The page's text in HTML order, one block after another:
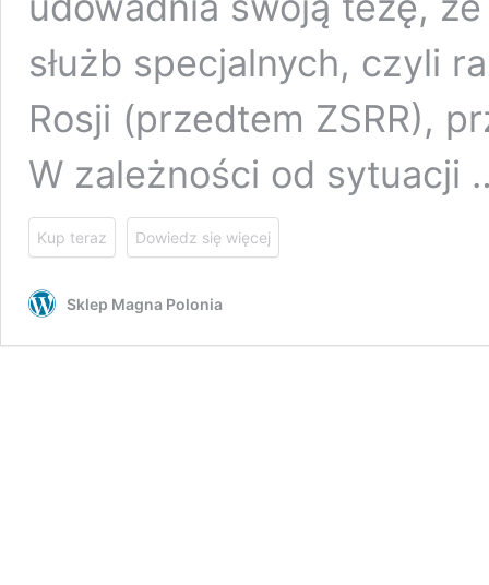
służb specjalnych, czyli
Rosji (przedtem ZSRR),
W zależności od sytuacji
Kup teraz Dowiedz się więcej
Sklep Magna Polonia